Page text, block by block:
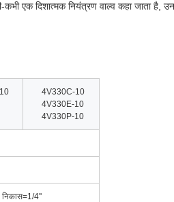
कभी एक दिशात्मक नियंत्रण वाल्व कहा जाता है,
4V330C-10
4V330E-10
4V330P-10
निकास=1/4''